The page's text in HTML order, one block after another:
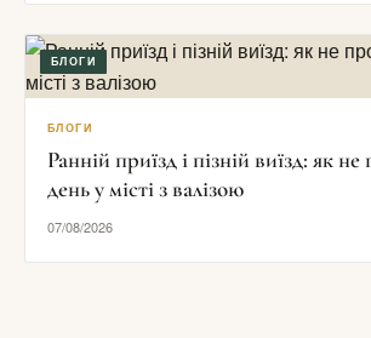
БЛОГИ
БЛОГИ
Ранній приїзд і пізній виїзд: як
день у місті з валізою
07/08/2026